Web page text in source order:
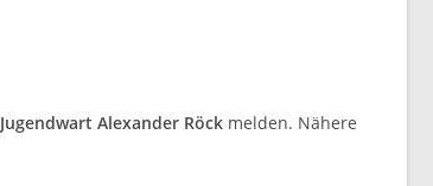
Jugendwart Alexander Röck melden. Nähere